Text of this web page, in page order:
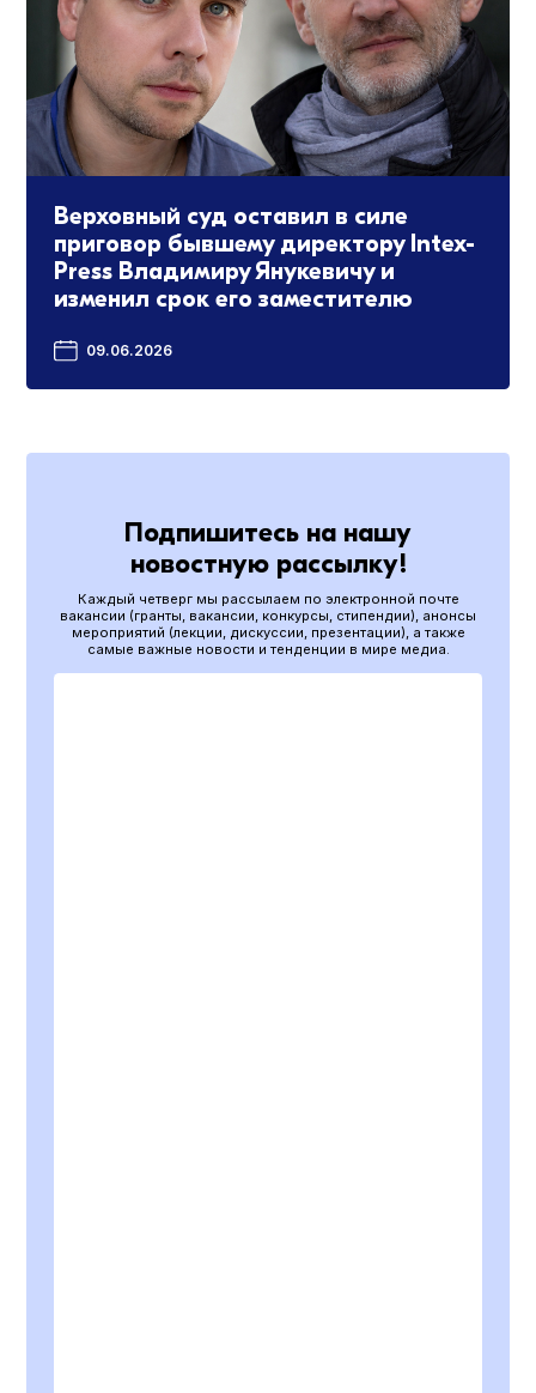
Верховный суд оставил в силе
приговор бывшему директору Intex-
Press Владимиру Янукевичу и
изменил срок его заместителю
09.06.2026
Подпишитесь на нашу
новостную рассылку!
Каждый четверг мы рассылаем по электронной почте
вакансии (гранты, вакансии, конкурсы, стипендии), анонсы
мероприятий (лекции, дискуссии, презентации), а также
самые важные новости и тенденции в мире медиа.